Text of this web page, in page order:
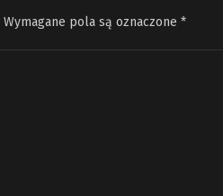
Wymagane pola są oznaczone *